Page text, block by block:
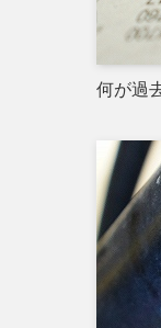
何が過